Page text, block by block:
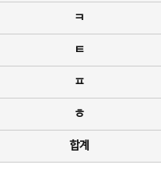
ㅋ
ㅌ
ㅍ
ㅎ
합계